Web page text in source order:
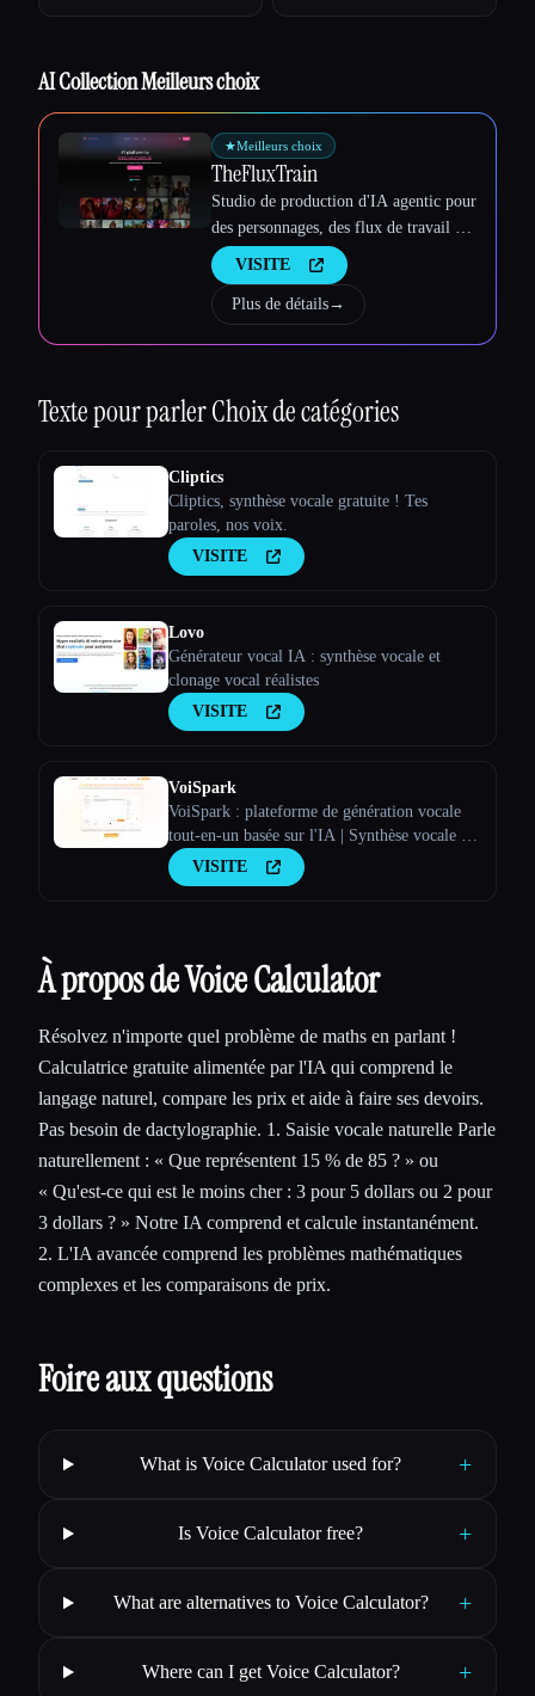
Esc
AI Collection Meilleurs choix
★Meilleurs choix
TheFluxTrain
Studio de production d'IA agentic pour
des personnages, des flux de travail et
des vidéos cohérents
VISITE
Plus de détails→
Texte pour parlerChoix de catégories
Cliptics
Cliptics, synthèse vocale gratuite ! Tes
paroles, nos voix.
VISITE
Lovo
Générateur vocal IA : synthèse vocale et
clonage vocal réalistes
VISITE
VoiSpark
VoiSpark : plateforme de génération vocale
tout-en-un basée sur l'IA | Synthèse vocale et
clonage vocal
VISITE
À propos de Voice Calculator
Résolvez n'importe quel problème de maths en parlant !
Calculatrice gratuite alimentée par l'IA qui comprend le
langage naturel, compare les prix et aide à faire ses devoirs.
Pas besoin de dactylographie. 1. Saisie vocale naturelle Parle
naturellement : « Que représentent 15 % de 85 ? » ou
« Qu'est-ce qui est le moins cher : 3 pour 5 dollars ou 2 pour
3 dollars ? » Notre IA comprend et calcule instantanément.
2. L'IA avancée comprend les problèmes mathématiques
complexes et les comparaisons de prix.
Foire aux questions
What is Voice Calculator used for? +
Is Voice Calculator free? +
What are alternatives to Voice Calculator? +
Where can I get Voice Calculator? +